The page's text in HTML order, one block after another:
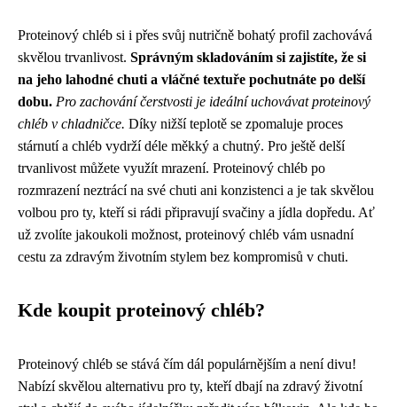
Proteinový chléb si i přes svůj nutričně bohatý profil zachovává
skvělou trvanlivost. Správným skladováním si zajistíte, že si
na jeho lahodné chuti a vláčné textuře pochutnáte po delší
dobu. Pro zachování čerstvosti je ideální uchovávat proteinový
chléb v chladničce. Díky nižší teplotě se zpomaluje proces
stárnutí a chléb vydrží déle měkký a chutný. Pro ještě delší
trvanlivost můžete využít mrazení. Proteinový chléb po
rozmrazení neztrácí na své chuti ani konzistenci a je tak skvělou
volbou pro ty, kteří si rádi připravují svačiny a jídla dopředu. Ať
už zvolíte jakoukoli možnost, proteinový chléb vám usnadní
cestu za zdravým životním stylem bez kompromisů v chuti.
Kde koupit proteinový chléb?
Proteinový chléb se stává čím dál populárnějším a není divu!
Nabízí skvělou alternativu pro ty, kteří dbají na zdravý životní